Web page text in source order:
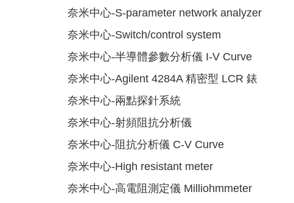
奈米中心-S-parameter network analyzer
奈米中心-Switch/control system
奈米中心-半導體參數分析儀 I-V Curve
奈米中心-Agilent 4284A 精密型 LCR 錶
奈米中心-兩點探針系統
奈米中心-射頻阻抗分析儀
奈米中心-阻抗分析儀 C-V Curve
奈米中心-High resistant meter
奈米中心-高電阻測定儀 Milliohmmeter